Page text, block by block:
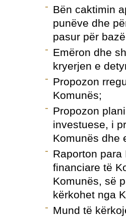
Bën caktimin
punëve dhe
pasur për
Emëron dhe
kryerjen e
Propozon
Komunës;
Propozon
investuese, i
Komunës dhe
Raporton
financiare të
Komunës, së
kërkohet nga
Mund të